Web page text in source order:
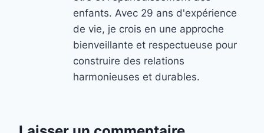
enfants. Avec 29 ans d'expérience
de vie, je crois en une approche
bienveillante et respectueuse pour
construire des relations
harmonieuses et durables.